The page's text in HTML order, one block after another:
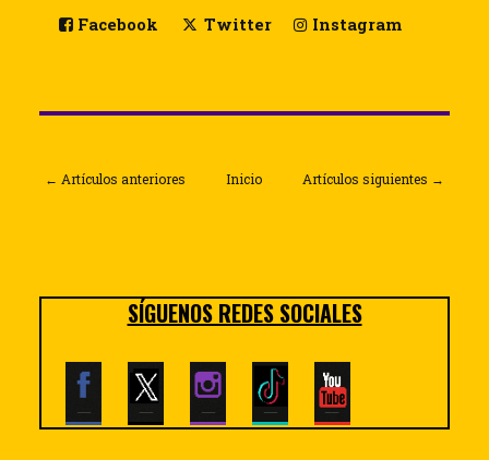
Facebook Twitter Instagram
← Artículos anteriores Artículos siguientes →
Inicio
SÍGUENOS REDES SOCIALES